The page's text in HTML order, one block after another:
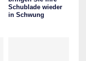
Schublade wieder
in Schwung